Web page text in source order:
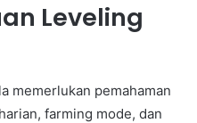
Leveling
memerlukan pemahaman
farming mode, dan